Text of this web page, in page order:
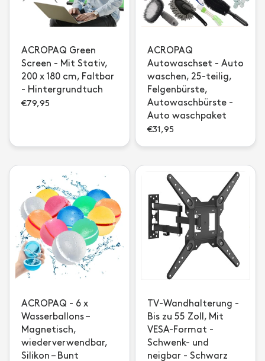
ACROPAQ Green
Screen - Mit Stativ,
200 x 180 cm, Faltbar
- Hintergrundtuch
€79,95
ACROPAQ
Autowaschset - Auto
waschen, 25-teilig,
Felgenbürste,
Autowaschbürste -
Auto waschpaket
€31,95
ACROPAQ - 6 x
Wasserballons –
Magnetisch,
wiederverwendbar,
Silikon – Bunt
TV-Wandhalterung -
Bis zu 55 Zoll, Mit
VESA-Format -
Schwenk- und
neigbar - Schwarz